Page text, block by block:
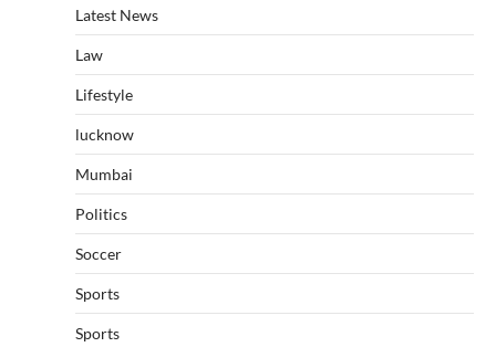
Latest News
Law
Lifestyle
lucknow
Mumbai
Politics
Soccer
Sports
Sports